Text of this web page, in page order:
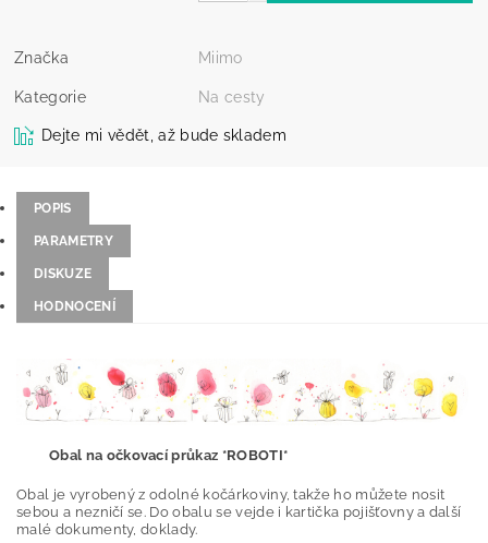
Značka Miimo
Kategorie Na cesty
Dejte mi vědět, až bude skladem
POPIS
PARAMETRY
DISKUZE
HODNOCENÍ
Obal na očkovací průkaz *ROBOTI*
Obal je vyrobený z odolné kočárkoviny, takže ho můžete nosit
sebou a nezničí se. Do obalu se vejde i kartička pojišťovny a další
malé dokumenty, doklady.